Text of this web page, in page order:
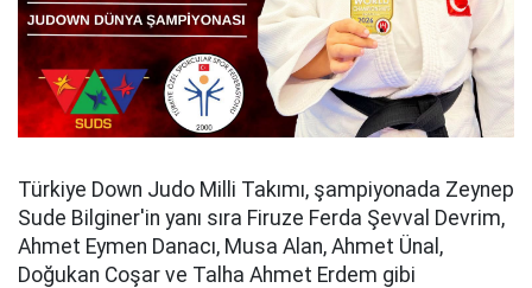
Türkiye Down Judo Milli Takımı, şampiyonada Zeynep
Sude Bilginer'in yanı sıra Firuze Ferda Şevval Devrim,
Ahmet Eymen Danacı, Musa Alan, Ahmet Ünal,
Doğukan Coşar ve Talha Ahmet Erdem gibi